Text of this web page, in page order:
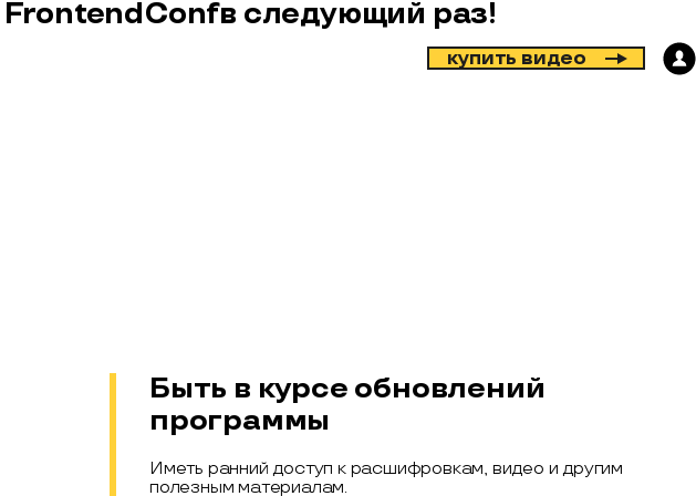
FrontendConfв следующий раз!
купить видео
Быть в курсе обновлений
программы
Иметь ранний доступ к расшифровкам, видео и другим
полезным материалам.